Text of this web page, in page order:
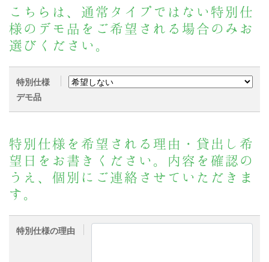
こちらは、通常タイプではない特別仕
様のデモ品をご希望される場合のみお
選びください。
特別仕様
デモ品
特別仕様を希望される理由・貸出し希
望日をお書きください。内容を確認の
うえ、個別にご連絡させていただきま
す。
特別仕様の理由